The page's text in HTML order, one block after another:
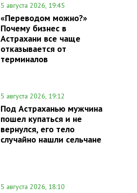
5 августа 2026, 19:45
«Переводом можно?»
Почему бизнес в
Астрахани все чаще
отказывается от
терминалов
5 августа 2026, 19:12
Под Астраханью мужчина
пошел купаться и не
вернулся, его тело
случайно нашли сельчане
5 августа 2026, 18:10